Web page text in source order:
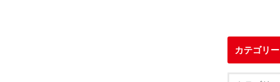
カテゴリー